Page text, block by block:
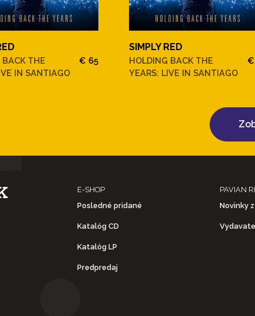
BACK THE
IN SANTIAGO
€ 65
SIMPLY RED
HOLDING BACK THE
YEARS: LIVE IN SANTIAGO
€
E-SHOP
Posledné pridané
Katalóg CD
Katalóg LP
Predpredaj
PAVIAN
Novinky